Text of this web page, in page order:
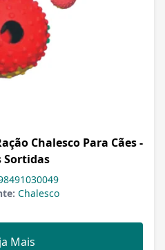
Chalesco Para Cães -
Sortidas
Chalesco
Mais